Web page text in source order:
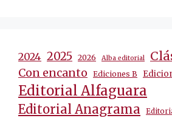
2024 2025 2026 Alba editorial
Con encanto Ediciones B
Editorial Alfaguara
Editorial Anagrama